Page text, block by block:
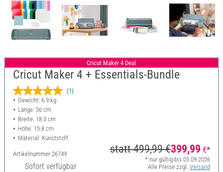
Cricut Maker 4 Deal
Cricut Maker 4 + Essentials-Bundle
(1)
Gewicht: 6.9 kg
Länge: 56 cm
Breite: 18.3 cm
Höhe: 15.8 cm
Material: Kunststoff
Artikelnummer 26749
Sofort verfügbar
statt499,99 €399,99 €*
* nur gültig bis 05.09.2026
Alle Preise zzgl. Versand